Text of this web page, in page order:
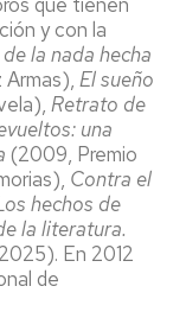
y con la
la nada hecha
Armas), El sueño
Retrato de
una
(2009, Premio
Contra el
hechos de
la literatura.
En 2012
de